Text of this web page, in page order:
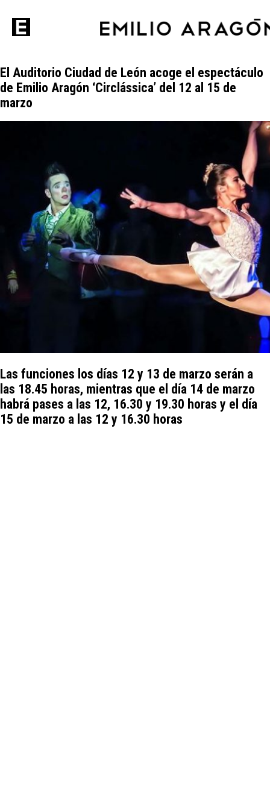
El Auditorio Ciudad de León acoge el espectáculo
de Emilio Aragón ‘Circlássica’ del 12 al 15 de
marzo
Las funciones los días 12 y 13 de marzo serán a
las 18.45 horas, mientras que el día 14 de marzo
habrá pases a las 12, 16.30 y 19.30 horas y el día
15 de marzo a las 12 y 16.30 horas